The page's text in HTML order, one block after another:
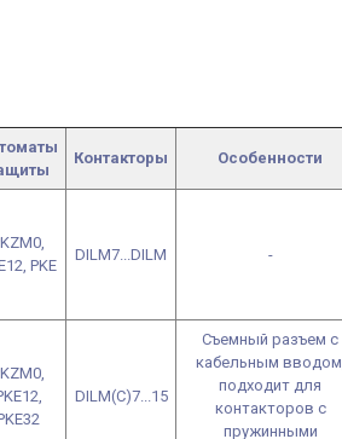
Контакторы Особенности
PKE
DILM7...DILM -
DILM(C)7...15
Съемный разъем с
кабельным вводом,
подходит для
контакторов с
пружинными